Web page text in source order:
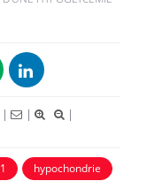
| |
|
hypochondrie